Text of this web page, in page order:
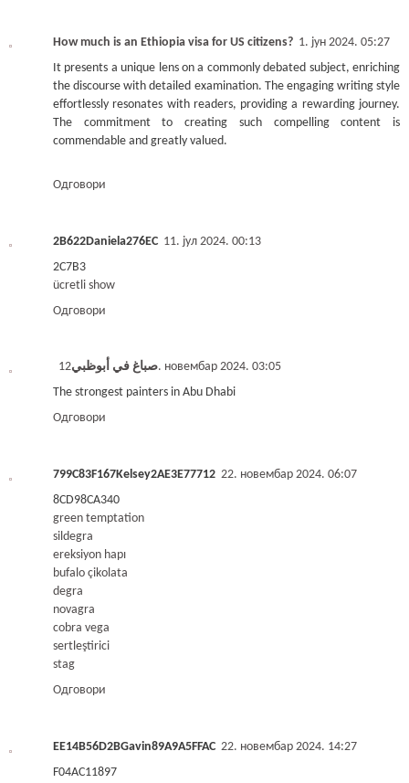
How much is an Ethiopia visa for US citizens? 1. јун 2024. 05:27
It presents a unique lens on a commonly debated subject, enriching
the discourse with detailed examination. The engaging writing style
effortlessly resonates with readers, providing a rewarding journey.
The commitment to creating such compelling content is
commendable and greatly valued.
Одговори
2B622Daniela276EC 11. јул 2024. 00:13
2C7B3
ücretli show
Одговори
صباغ في أبوظبي12. новембар 2024. 03:05
The strongest painters in Abu Dhabi
Одговори
799C83F167Kelsey2AE3E77712 22. новембар 2024. 06:07
8CD98CA340
green temptation
sildegra
ereksiyon hapı
bufalo çikolata
degra
novagra
cobra vega
sertleştirici
stag
Одговори
EE14B56D2BGavin89A9A5FFAC 22. новембар 2024. 14:27
F04AC11897